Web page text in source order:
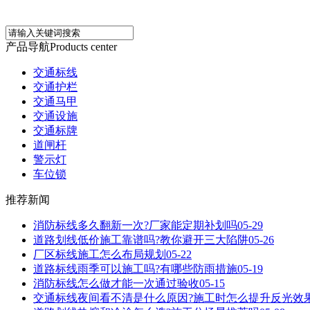
产品导航Products center
交通标线
交通护栏
交通马甲
交通设施
交通标牌
道闸杆
警示灯
车位锁
推荐新闻
消防标线多久翻新一次?厂家能定期补划吗05-29
道路划线低价施工靠谱吗?教你避开三大陷阱05-26
厂区标线施工怎么布局规划 05-22
道路标线雨季可以施工吗?有哪些防雨措施05-19
消防标线怎么做才能一次通过验收05-15
交通标线夜间看不清是什么原因?施工时怎么提升反光效